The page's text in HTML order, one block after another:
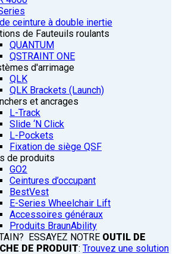
ceinture à double inertie
de Fauteuils roulants
QUANTUM
QSTRAINT ONE
d'arrimage
QLK
QLK Brackets (Launch)
et ancrages
L-Track
Slide ‘N Click
L-Pockets
Fixation de siège QSF
de produits
GO2
Ceintures d’occupant
BestVest
E-Series Wheelchair Lift
Accessoires généraux
Produits BraunAbility
ESSAYEZ NOTRE OUTIL DE
DE PRODUIT: Trouvez une solution